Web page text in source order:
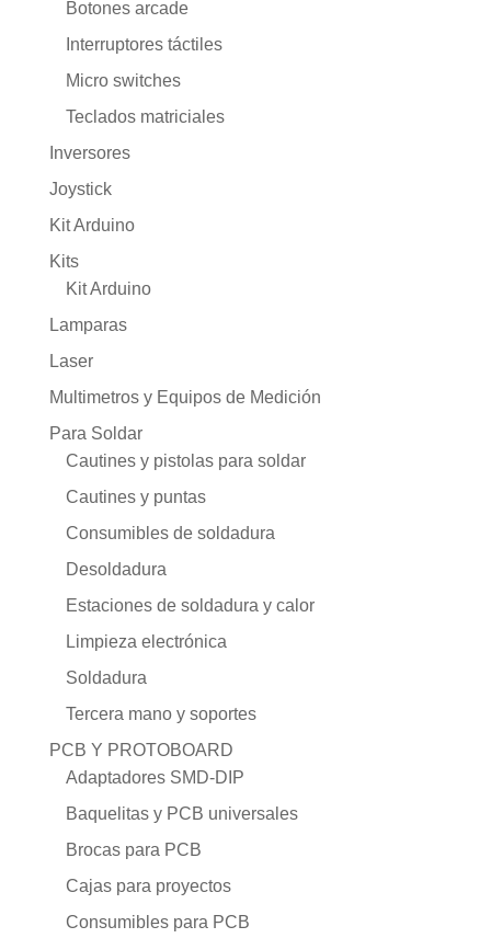
Botones arcade
Interruptores táctiles
Micro switches
Teclados matriciales
Inversores
Joystick
Kit Arduino
Kits
Kit Arduino
Lamparas
Laser
Multimetros y Equipos de Medición
Para Soldar
Cautines y pistolas para soldar
Cautines y puntas
Consumibles de soldadura
Desoldadura
Estaciones de soldadura y calor
Limpieza electrónica
Soldadura
Tercera mano y soportes
PCB Y PROTOBOARD
Adaptadores SMD-DIP
Baquelitas y PCB universales
Brocas para PCB
Cajas para proyectos
Consumibles para PCB